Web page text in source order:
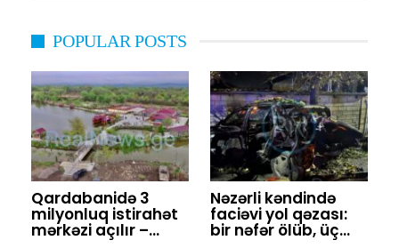
POPULAR POSTS
Qardabanidə 3
milyonluq istirahət
mərkəzi açılır –…
Nəzərli kəndində
faciəvi yol qəzası:
bir nəfər ölüb, üç…